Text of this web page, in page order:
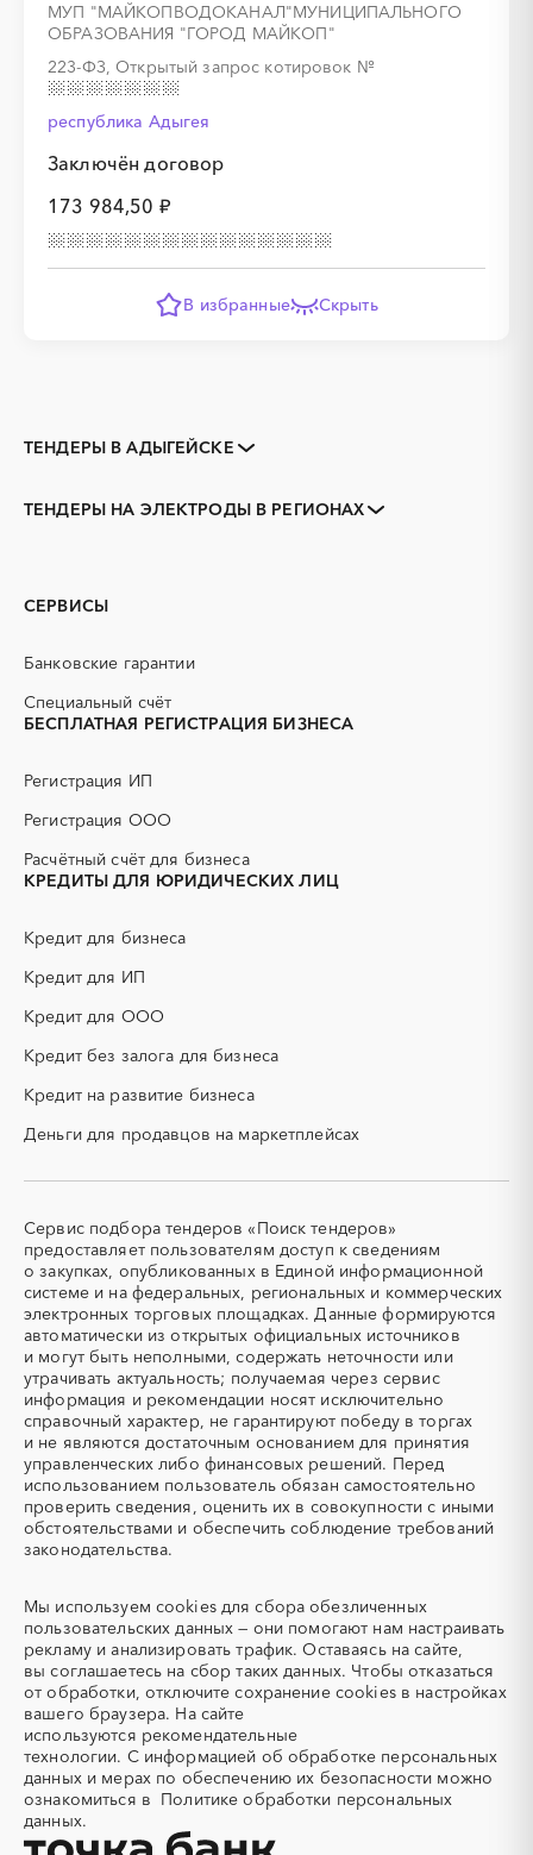
МУП "МАЙКОПВОДОКАНАЛ"МУНИЦИПАЛЬНОГО
ОБРАЗОВАНИЯ "ГОРОД МАЙКОП"
223-ФЗ, Открытый запрос котировок №
республика Адыгея
Заключён договор
173 984,50 ₽
В избранные Скрыть
ТЕНДЕРЫ В АДЫГЕЙСКЕ
Тендеры заводов
1С
PR
АЭС
активные добавки)
ЖБИ
ИБП
КИП (контрольно-
КТП
ОКР (опытно-
конструкторские работы)
ПГС (песчано-гравийная
смесь)
СВО
СКС (структурированные
СКУД
СОЖ (смазочно-
ТЭН
(Теплоэлектронагреватель)
УДС (установки
депарафинизации скважин)
УКПГ
ЯТЭК
Аварийные работы
Авиаперевозка
Авиационные работы
Авиационные работы
вертолетами
Автобус
Автовозы
Автогрейдер
Автозапчасти
Автоматизация
Автомобили
Автомобильные весы
Авторский надзор
Автотранспорт
Автоцистерны пожарные
Адсорбенты
Акварель
Аквариумы
Аккумуляторы
Алкогольная продукция
Алмазное бурение
Алмазная резка
Алюминиевые
конструкции
Алюминий
Аммоний
Ангар
Антенны
Антискалант
ТЕНДЕРЫ НА ЭЛЕКТРОДЫ В РЕГИОНАХ
СЕРВИСЫ
Банковские гарантии
Специальный счёт
БЕСПЛАТНАЯ РЕГИСТРАЦИЯ БИЗНЕСА
Регистрация ИП
Регистрация ООО
Расчётный счёт для бизнеса
КРЕДИТЫ ДЛЯ ЮРИДИЧЕСКИХ ЛИЦ
Кредит для бизнеса
Кредит для ИП
Кредит для ООО
Кредит без залога для бизнеса
Кредит на развитие бизнеса
Деньги для продавцов на маркетплейсах
Сервис подбора тендеров «Поиск тендеров»
предоставляет пользователям доступ к сведениям
о закупках, опубликованных в Единой информационной
системе и на федеральных, региональных и коммерческих
электронных торговых площадках. Данные формируются
автоматически из открытых официальных источников
и могут быть неполными, содержать неточности или
утрачивать актуальность; получаемая через сервис
информация и рекомендации носят исключительно
справочный характер, не гарантируют победу в торгах
и не являются достаточным основанием для принятия
управленческих либо финансовых решений. Перед
использованием пользователь обязан самостоятельно
проверить сведения, оценить их в совокупности с иными
обстоятельствами и обеспечить соблюдение требований
законодательства.
Мы используем cookies для сбора обезличенных
пользовательских данных — они помогают нам настраивать
рекламу и анализировать трафик. Оставаясь на сайте,
вы соглашаетесь на сбор таких данных. Чтобы отказаться
от обработки, отключите сохранение cookies в настройках
вашего браузера. На сайте
используются рекомендательные
технологии. С информацией об обработке персональных
данных и мерах по обеспечению их безопасности можно
ознакомиться в Политике обработки персональных
данных.